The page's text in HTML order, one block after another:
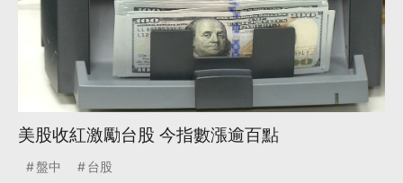
美股收紅激勵台股 今指數漲逾百點
盤中 台股